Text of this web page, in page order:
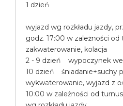
1 dzień
wyjazd wg rozkładu jazdy,
godz. 17:00 w zależności od
zakwaterowanie, kolacja
2 - 9 dzień wypoczynek
10 dzień śniadanie+suchy
wykwaterowanie, wyjazd z
10:00 w zależności od